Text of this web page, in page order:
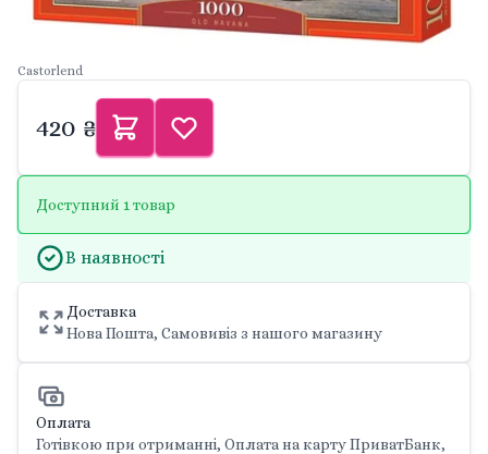
Castorlend
420 ₴
Доступний 1 товар
В наявності
Доставка
Нова Пошта, Самовивіз з нашого магазину
Оплата
Готівкою при отриманні, Оплата на карту ПриватБанк,